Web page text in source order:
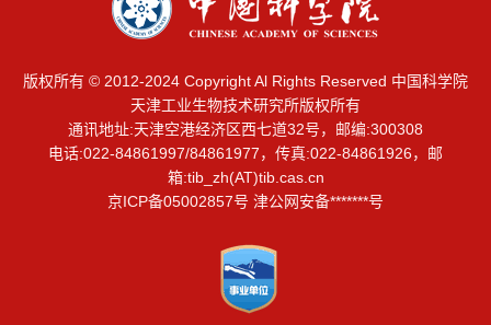
版权所有 © 2012-2024 Copyright Al Rights Reserved 中国科学院
天津工业生物技术研究所版权所有
通讯地址:天津空港经济区西七道32号，邮编:300308
电话:022-84861997/84861977，传真:022-84861926，邮
箱:tib_zh(AT)tib.cas.cn
京ICP备05002857号 津公网安备*******号